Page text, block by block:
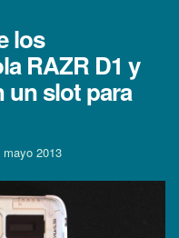
los
RAZR D1 y
un slot para
mayo 2013